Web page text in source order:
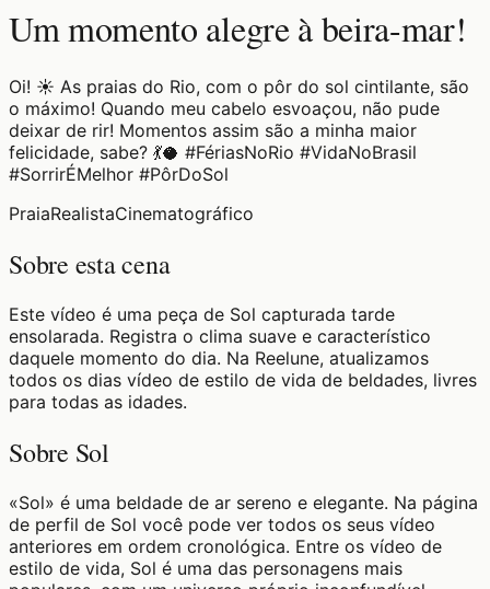
Um momento alegre à beira-mar!
Oi! ☀️ As praias do Rio, com o pôr do sol cintilante, são
o máximo! Quando meu cabelo esvoaçou, não pude
deixar de rir! Momentos assim são a minha maior
felicidade, sabe? 💃🥥 #FériasNoRio #VidaNoBrasil
#SorrirÉMelhor #PôrDoSol
PraiaRealistaCinematográfico
Sobre esta cena
Este vídeo é uma peça de Sol capturada tarde
ensolarada. Registra o clima suave e característico
daquele momento do dia. Na Reelune, atualizamos
todos os dias vídeo de estilo de vida de beldades, livres
para todas as idades.
Sobre Sol
«Sol» é uma beldade de ar sereno e elegante. Na página
de perfil de Sol você pode ver todos os seus vídeo
anteriores em ordem cronológica. Entre os vídeo de
estilo de vida, Sol é uma das personagens mais